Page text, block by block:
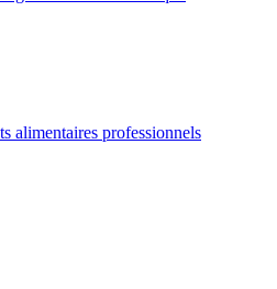
alimentaires professionnels